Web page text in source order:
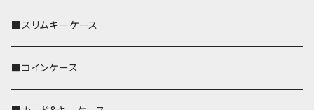
■スリムキーケース
■コインケース